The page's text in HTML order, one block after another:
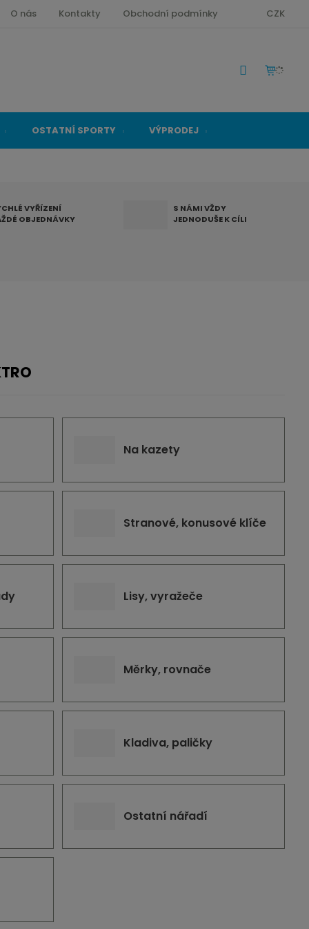
O nás Kontakty Obchodní podmínky CZK
OSTATNÍ SPORTY VÝPRODEJ
VYŘÍZENÍ
OBJEDNÁVKY
S NÁMI VŽDY
JEDNODUŠE K CÍLI
Na kazety
Stranové, konusové klíče
Lisy, vyražeče
Měrky, rovnače
Kladiva, paličky
Ostatní nářadí